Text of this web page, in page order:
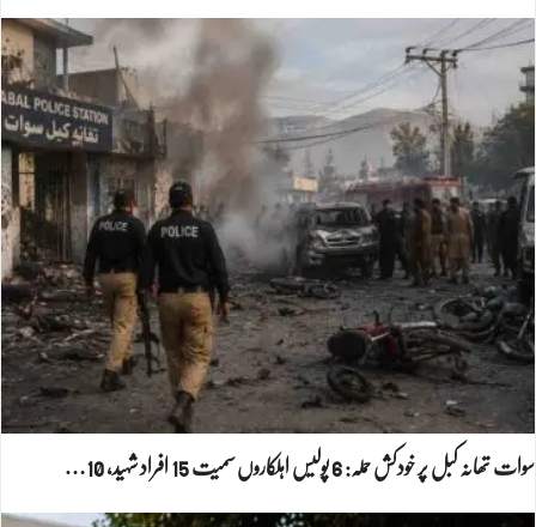
سوات تھانہ کبل پر خودکش حملہ: 6 پولیس اہلکاروں سمیت 15 افراد شہید، 10…